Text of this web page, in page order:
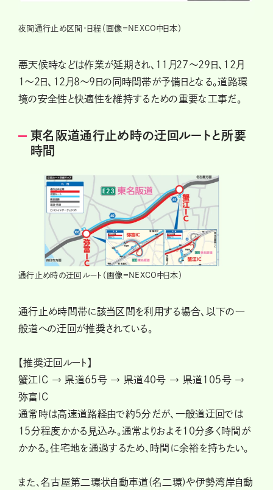
夜間通行止め区間・日程（画像＝NEXCO中日本）
悪天候時などは作業が延期され、11月27〜29日、12月
1〜2日、12月8〜9日の同時間帯が予備日となる。道路環
境の安全性と快適性を維持するための重要な工事だ。
東名阪道通行止め時の迂回ルートと所要
時間
通行止め時の迂回ルート（画像＝NEXCO中日本）
通行止め時間帯に該当区間を利用する場合、以下の一
般道への迂回が推奨されている。
【推奨迂回ルート】
蟹江IC → 県道65号 → 県道40号 → 県道105号 →
弥富IC
通常時は高速道路経由で約5分だが、一般道迂回では
15分程度かかる見込み。通常よりおよそ10分多く時間が
かかる。住宅地を通過するため、時間に余裕を持ちたい。
また、名古屋第二環状自動車道(名二環)や伊勢湾岸自動